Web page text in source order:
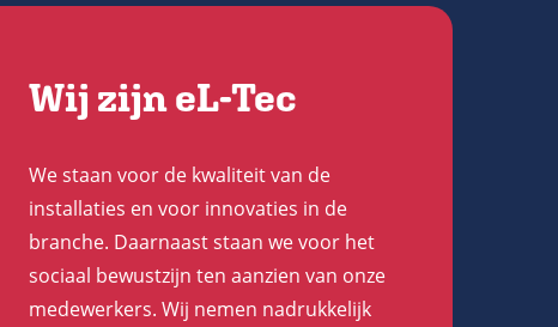
Wij zijn eL-Tec
We staan voor de kwaliteit van de
installaties en voor innovaties in de
branche. Daarnaast staan we voor het
sociaal bewustzijn ten aanzien van onze
medewerkers. Wij nemen nadrukkelijk